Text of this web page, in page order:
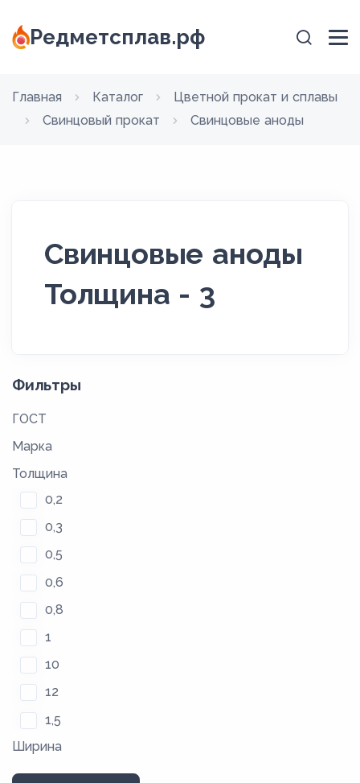
Редметсплав.рф
Главная Каталог
Цветной прокат и сплавы
Свинцовый прокат
Свинцовые аноды
Свинцовые аноды
Толщина - 3
Фильтры
ГОСТ
Марка
Толщина
0,2
0,3
0,5
0,6
0,8
1
10
12
1,5
15
2
Ширина